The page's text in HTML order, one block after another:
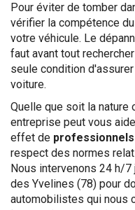
Pour éviter de tomber
vérifier la compétence
votre véhicule. Le
faut avant tout
seule condition
voiture.
Quelle que soit la nature
entreprise peut vous
effet de
respect des normes
Nous intervenons 24 h/
des Yvelines (78) pour
automobilistes qui nous